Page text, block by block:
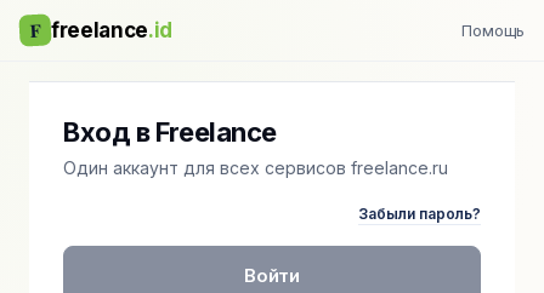
F freelance.id Помощь
Вход в Freelance
Один аккаунт для всех сервисов freelance.ru
Забыли пароль?
Войти